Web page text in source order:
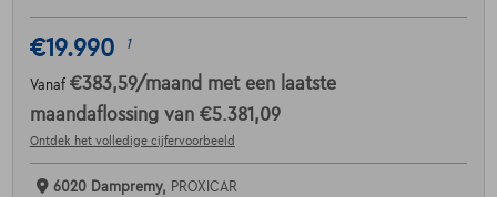
€19.990 1
Vanaf €383,59/maand met een laatste
maandaflossing van €5.381,09
Ontdek het volledige cijfervoorbeeld
6020 Dampremy, PROXICAR